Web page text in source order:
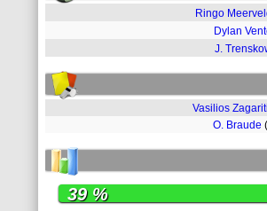
Ringo
Dylan
J.
Vasilios
O. Braude
39 %